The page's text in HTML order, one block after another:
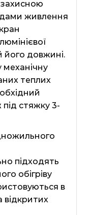
живлення
його довжині.
теплих
стяжку 3-
підходять
обігріву
в
відкритих